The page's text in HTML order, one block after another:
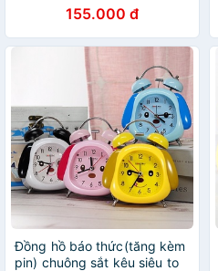
155.000 đ
Đồng hồ báo thức(tăng kèm
pin) chuông sắt kêu siêu to